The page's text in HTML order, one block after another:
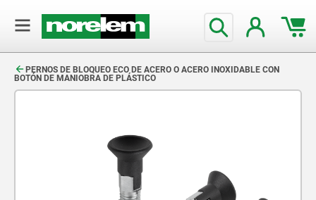
PERNOS DE BLOQUEO ECO DE ACERO O ACERO INOXIDABLE CON
BOTÓN DE MANIOBRA DE PLÁSTICO